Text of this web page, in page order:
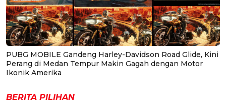
PUBG MOBILE Gandeng Harley-Davidson Road Glide, Kini
Perang di Medan Tempur Makin Gagah dengan Motor
Ikonik Amerika
BERITA PILIHAN